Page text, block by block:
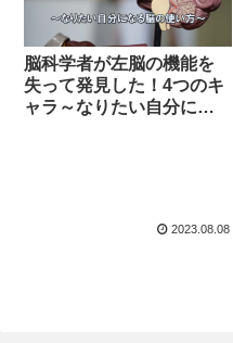
脳科学者が左脳の機能を
失って発見した！4つのキ
ャラ～なりたい自分にな
2023.08.08